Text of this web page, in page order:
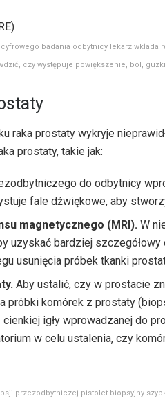
badania odbytnicy lekarz wkłada
czy występuje powiększenie, ból,
raka prostaty wykryje
prostaty, takie jak:
do odbytnicy
fale dźwiękowe, aby
magnetycznego (MRI). W
uzyskać bardziej
usunięcia próbek tkanki
Aby ustalić, czy w prostacie
próbki komórek z prostaty
igły wprowadzanej do
w celu ustalenia, czy
przezodbytniczej pistolet biopsyjny